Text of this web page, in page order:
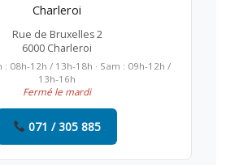
Charleroi
Rue de Bruxelles 2
6000 Charleroi
: 08h-12h / 13h-18h · Sam : 09h-12h /
13h-16h
Fermé le mardi
071 / 305 885